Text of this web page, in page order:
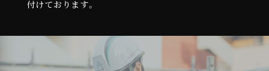
付けております。